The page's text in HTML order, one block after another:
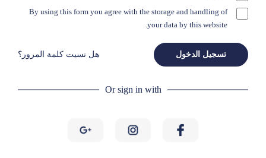
By using this form you agree with the storage and handling of
your data by this website.
تسجيل الدخول هل نسيت كلمة المرور؟
Or sign in with